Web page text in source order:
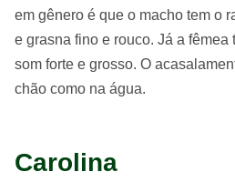
em gênero é que o macho tem o
e grasna fino e rouco. Já a fêmea
som forte e grosso. O
chão como na água.
Carolina